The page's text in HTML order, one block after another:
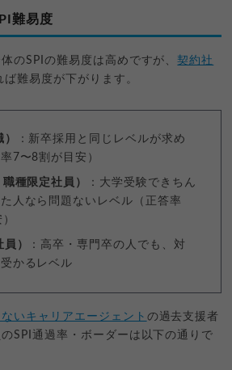
難易度
のSPIの難易度は高めですが、契約社
ば難易度が下がります。
：新卒採用と同じレベルが求め
7〜8割が目安）
種限定社員）
：大学受験できちん
人なら問題ないレベル（正答率
）
：高卒・専門卒の人でも、対
かるレベル
いキャリアエージェント の過去支援者
SPI通過率・ボーダーは以下の通りで